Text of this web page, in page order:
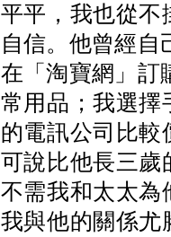
平平，我也從不
自信。他曾經自
在「淘寶網」訂
常用品；我選擇
的電訊公司比
可說比他長三歲
不需我和太太為
我與他的關係尤